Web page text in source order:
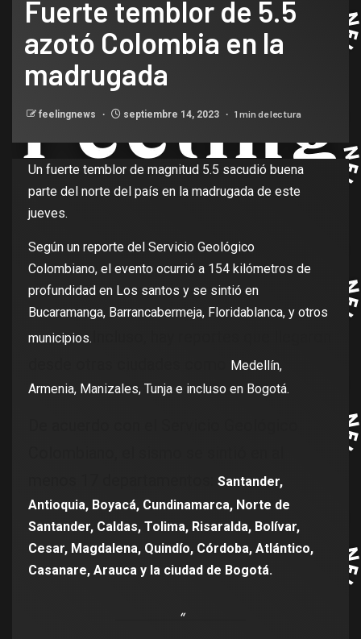
Fuerte temblor de 5.5
azotó Colombia en la
madrugada
feelingnews septiembre 14, 2023 1 min de lectura
Un fuerte temblor de magnitud 5.5 sacudió buena
parte del norte del país en la madrugada de este
jueves.
Según un reporte del Servicio Geológico
Colombiano, el evento ocurrió a 154 kilómetros de
profundidad en Los santos y se sintió en
Bucaramanga, Barrancabermeja, Floridablanca, y otros
municipios.
Medellín,
Armenia, Manizales, Tunja e incluso en Bogotá.
Santander,
Antioquia, Boyacá, Cundinamarca, Norte de
Santander, Caldas, Tolima, Risaralda, Bolívar,
Cesar, Magdalena, Quindío, Córdoba, Atlántico,
Casanare, Arauca y la ciudad de Bogotá.